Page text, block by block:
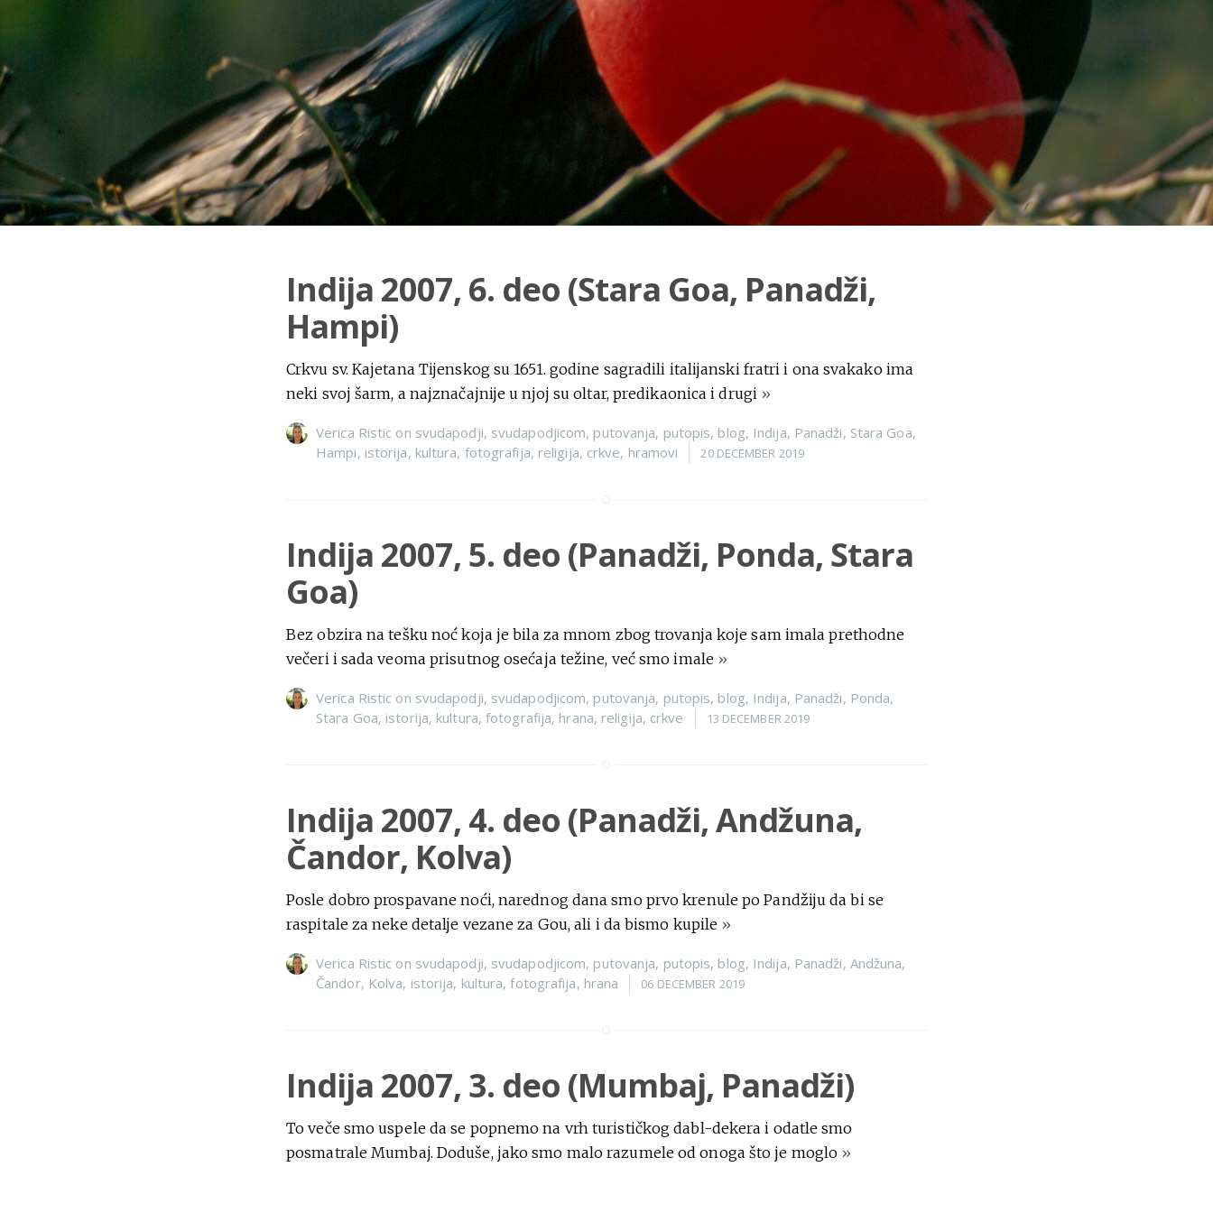
Indija 2007, 6. deo (Stara Goa, Panadži,
Hampi)
Crkvu sv. Kajetana Tijenskog su 1651. godine sagradili italijanski fratri i ona svakako ima
neki svoj šarm, a najznačajnije u njoj su oltar, predikaonica i drugi »
Verica Ristic on svudapodji, svudapodjicom, putovanja, putopis, blog, Indija, Panadži, Stara Goa,
Hampi, istorija, kultura, fotografija, religija, crkve, hramovi 20 DECEMBER 2019
Indija 2007, 5. deo (Panadži, Ponda, Stara
Goa)
Bez obzira na tešku noć koja je bila za mnom zbog trovanja koje sam imala prethodne
večeri i sada veoma prisutnog osećaja težine, već smo imale »
Verica Ristic on svudapodji, svudapodjicom, putovanja, putopis, blog, Indija, Panadži, Ponda,
Stara Goa, istorija, kultura,fotografija, hrana, religija, crkve 13 DECEMBER 2019
Indija 2007, 4. deo (Panadži, Andžuna,
Čandor, Kolva)
Posle dobro prospavane noći, narednog dana smo prvo krenule po Pandžiju da bi se
raspitale za neke detalje vezane za Gou, ali i da bismo kupile »
Verica Ristic on svudapodji, svudapodjicom, putovanja, putopis, blog, Indija, Panadži, Andžuna,
Čandor, Kolva, istorija, kultura,fotografija, hrana 06 DECEMBER 2019
Indija 2007, 3. deo (Mumbaj, Panadži)
To veče smo uspele da se popnemo na vrh turističkog dabl-dekera i odatle smo
posmatrale Mumbaj. Doduše, jako smo malo razumele od onoga što je moglo »